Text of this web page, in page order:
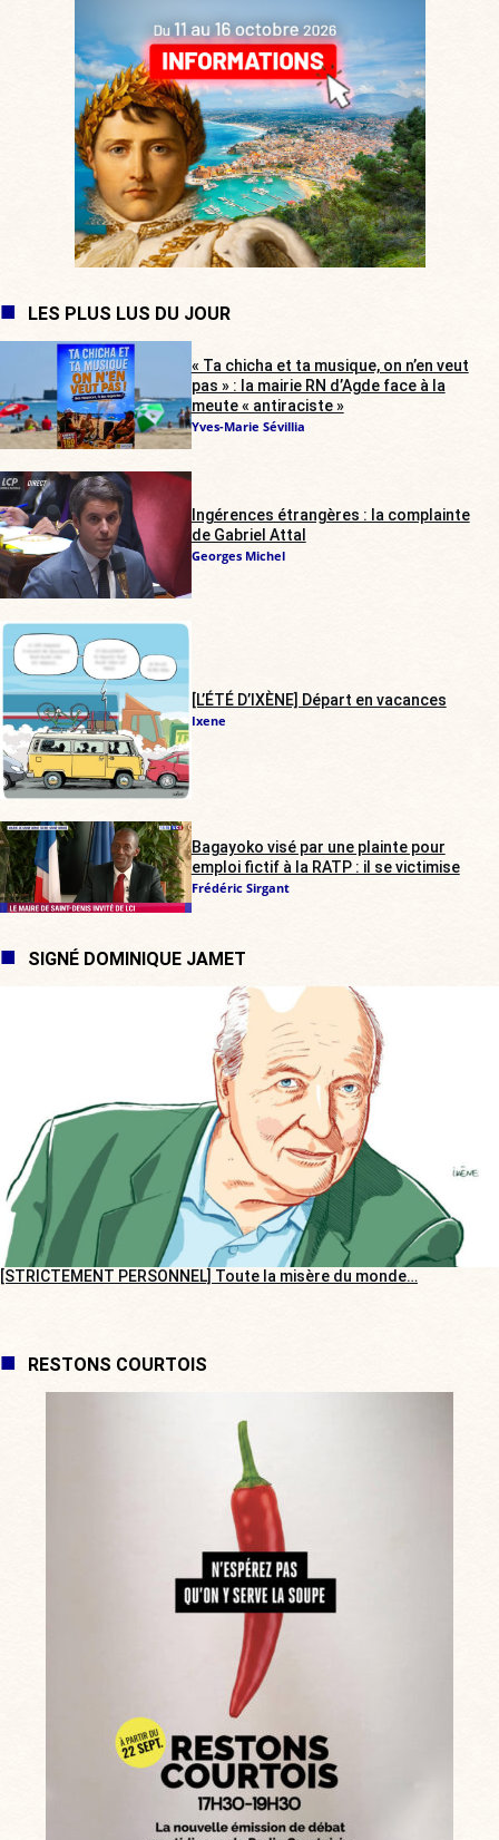
LES PLUS LUS DU JOUR
« Ta chicha et ta musique, on n’en veut
pas » : la mairie RN d’Agde face à la
meute « antiraciste »
Yves-Marie Sévillia
Ingérences étrangères : la complainte
de Gabriel Attal
Georges Michel
[L’ÉTÉ D’IXÈNE] Départ en vacances
Ixene
Bagayoko visé par une plainte pour
emploi fictif à la RATP : il se victimise
Frédéric Sirgant
SIGNÉ DOMINIQUE JAMET
[STRICTEMENT PERSONNEL] Toute la misère du monde…
RESTONS COURTOIS